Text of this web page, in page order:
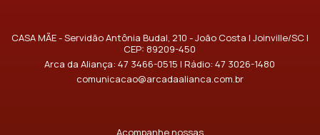
CASA MÃE - Servidão Antônia Budal, 210 - João Costa | Joinville/SC |
CEP: 89209-450
Arca da Aliança:47 3466-0515 | Rádio:47 3026-1480
comunicacao@arcadaalianca.com.br
Acompanhe nossas